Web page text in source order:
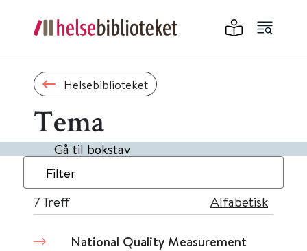
Helsebiblioteket
Tema
Gå til bokstav
Filter
7Treff Alfabetisk
National Quality Measurement